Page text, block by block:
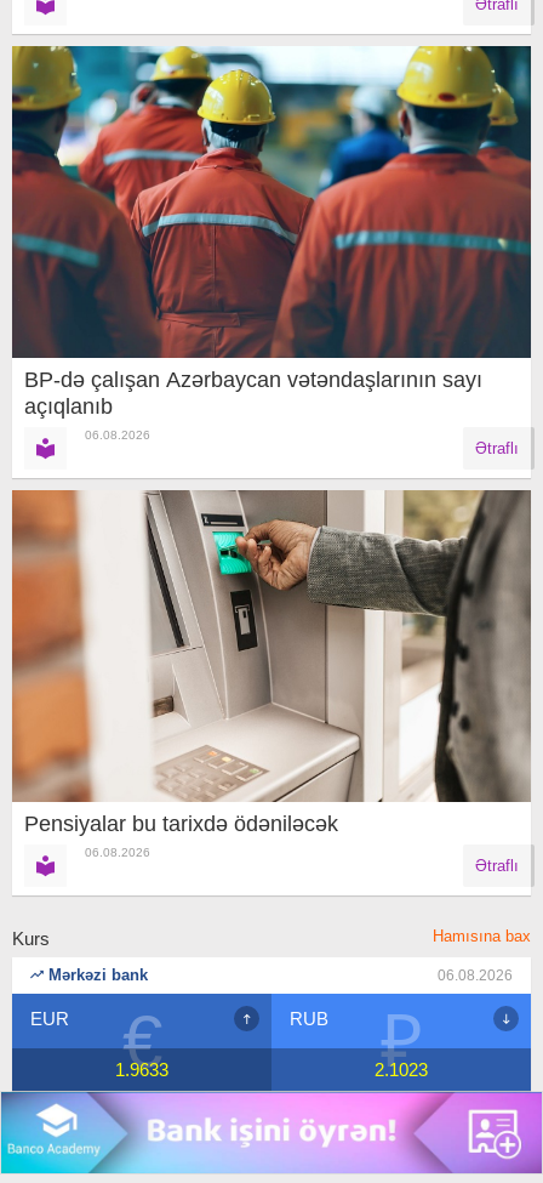
Ətraflı
BP-də çalışan Azərbaycan vətəndaşlarının sayı
açıqlanıb
06.08.2026
Ətraflı
Pensiyalar bu tarixdə ödəniləcək
06.08.2026
Ətraflı
Kurs Hamısına bax
Mərkəzi bank 06.08.2026
€
EUR
1.9633 ₽
RUB
2.1023